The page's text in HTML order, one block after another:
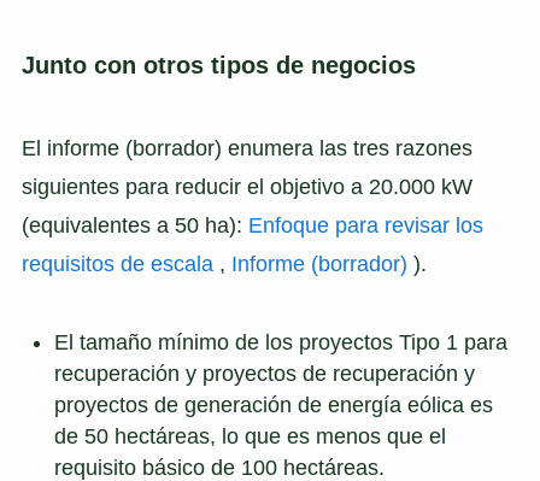
Junto con otros tipos de negocios
El informe (borrador) enumera las tres razones
siguientes para reducir el objetivo a 20.000 kW
(equivalentes a 50 ha): Enfoque para revisar los
requisitos de escala , Informe (borrador) ).
El tamaño mínimo de los proyectos Tipo 1 para
recuperación y proyectos de recuperación y
proyectos de generación de energía eólica es
de 50 hectáreas, lo que es menos que el
requisito básico de 100 hectáreas.